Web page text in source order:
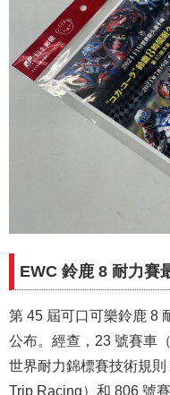
EWC 鈴鹿 8 耐力賽
第 45 屆可口可樂鈴鹿 8
公布。經查，23 號賽車
世界耐力錦標賽技術規
Trip Racing）和 806 號